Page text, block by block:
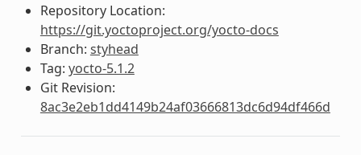
Repository Location:
https://git.yoctoproject.org/yocto-docs
Branch: styhead
Tag: yocto-5.1.2
Git Revision:
8ac3e2eb1dd4149b24af03666813dc6d94df466d